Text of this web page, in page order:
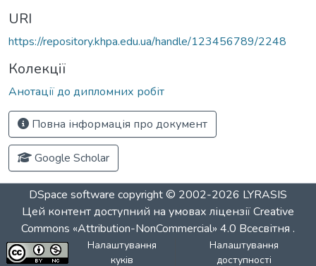
URI
https://repository.khpa.edu.ua/handle/123456789/2248
Колекції
Анотації до дипломних робіт
Повна інформація про документ
Google Scholar
DSpace software copyright © 2002-2026 LYRASIS
Цей контент доступний на умовах ліцензіїCreative
Commons «Attribution-NonCommercial» 4.0 Всесвітня .
Налаштування
куків
Налаштування
доступності